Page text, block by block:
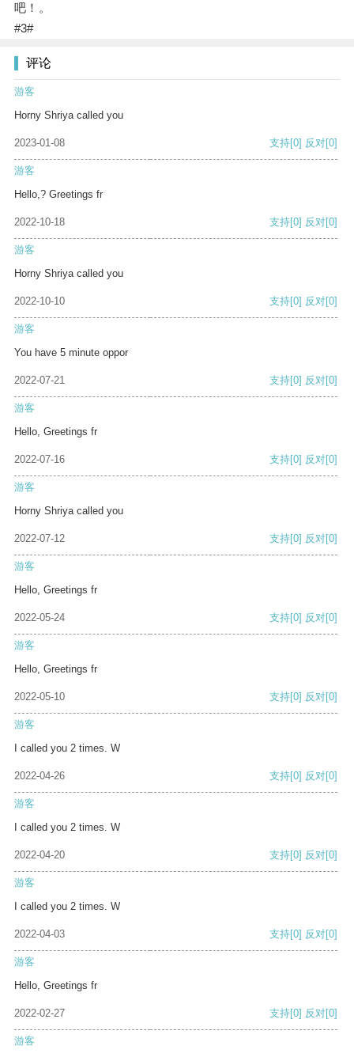
吧！。
#3#
评论
游客
Horny Shriya called you
2023-01-08 支持[0] 反对[0]
游客
Hello,? Greetings fr
2022-10-18 支持[0] 反对[0]
游客
Horny Shriya called you
2022-10-10 支持[0] 反对[0]
游客
You have 5 minute oppor
2022-07-21 支持[0] 反对[0]
游客
Hello, Greetings fr
2022-07-16 支持[0] 反对[0]
游客
Horny Shriya called you
2022-07-12 支持[0] 反对[0]
游客
Hello, Greetings fr
2022-05-24 支持[0] 反对[0]
游客
Hello, Greetings fr
2022-05-10 支持[0] 反对[0]
游客
I called you 2 times. W
2022-04-26 支持[0] 反对[0]
游客
I called you 2 times. W
2022-04-20 支持[0] 反对[0]
游客
I called you 2 times. W
2022-04-03 支持[0] 反对[0]
游客
Hello, Greetings fr
2022-02-27 支持[0] 反对[0]
游客